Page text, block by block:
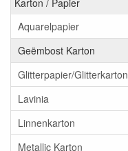
Karton / Papier
Aquarelpapier
Geëmbost Karton
Glitterpapier/Glitterkarton
Lavinia
Linnenkarton
Metallic Karton